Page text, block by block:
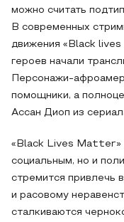
можно считать
В современных
движения «Black
героев начали
Персонажи-
помощники, а
Ассан Диоп из
«Black Lives Matter»
социальным, но и
стремится привлечь
и расовому
сталкиваются